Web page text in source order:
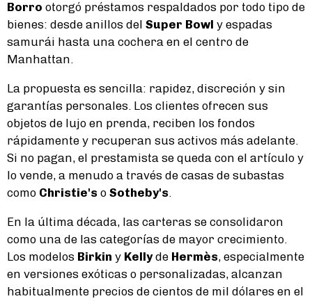
Borro otorgó préstamos respaldados por todo tipo de
bienes: desde anillos del Super Bowl y espadas
samurái hasta una cochera en el centro de
Manhattan.
La propuesta es sencilla: rapidez, discreción y sin
garantías personales. Los clientes ofrecen sus
objetos de lujo en prenda, reciben los fondos
rápidamente y recuperan sus activos más adelante.
Si no pagan, el prestamista se queda con el artículo y
lo vende, a menudo a través de casas de subastas
como Christie's o Sotheby's.
En la última década, las carteras se consolidaron
como una de las categorías de mayor crecimiento.
Los modelos Birkin y Kellyde Hermès, especialmente
en versiones exóticas o personalizadas, alcanzan
habitualmente precios de cientos de mil dólares en el